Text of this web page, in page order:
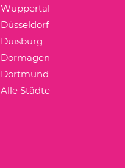
Wuppertal
Düsseldorf
Duisburg
Dormagen
Dortmund
Alle Städte